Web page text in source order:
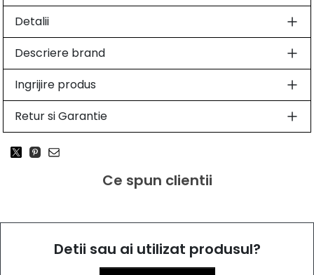
Detalii
Descriere brand
Ingrijire produs
Retur si Garantie
Ce spun clientii
Detii sau ai utilizat produsul?